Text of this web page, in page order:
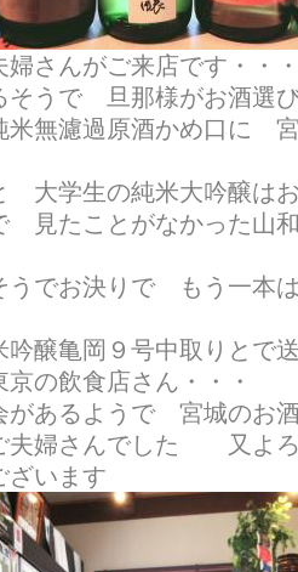
婦さんがご来店です・・
そうで 旦那様がお酒選
米無濾過原酒かめ口に
大学生の純米大吟醸は
見たことがなかった山
うでお決りで もう一本
吟醸亀岡９号中取りとで
の飲食店さん・・・
があるようで 宮城のお
夫婦さんでした 又よろ
ざいます